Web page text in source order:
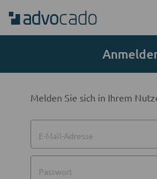
Melden Sie sich in Ihrem
E-Mail-Adresse
Passwort